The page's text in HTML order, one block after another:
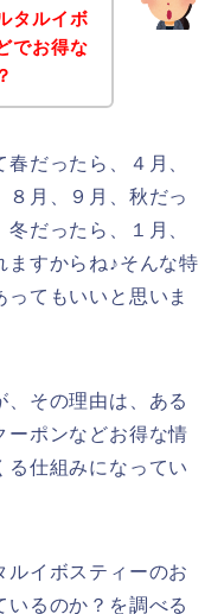
タルイボ
でお得な
だったら、４月、
８月、９月、秋だっ
だったら、１月、
ますからね♪そんな特
てもいいと思いま
、その理由は、ある
ーポンなどお得な情
る仕組みになってい
ルイボスティーのお
いるのか？を調べる